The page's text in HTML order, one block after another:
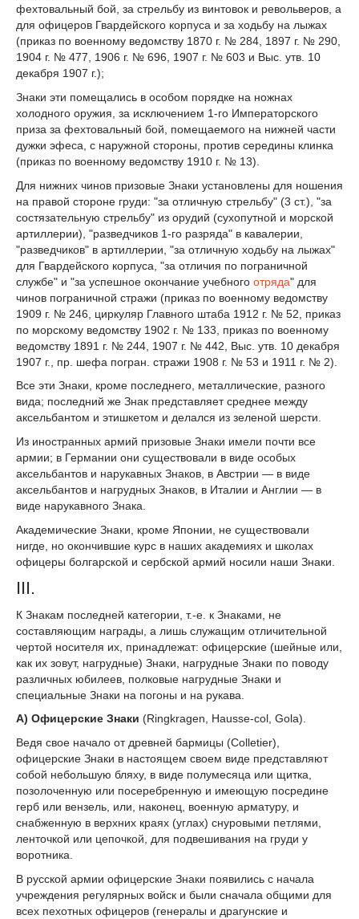
фехтовальный бой, за стрельбу из винтовок и револьверов, а
для офицеров Гвардейского корпуса и за ходьбу на лыжах
(приказ по военному ведомству 1870 г. № 284, 1897 г. № 290,
1904 г. № 477, 1906 г. № 696, 1907 г. № 603 и Выс. утв. 10
декабря 1907 г.);
Знаки эти помещались в особом порядке на ножнах
холодного оружия, за исключением 1-го Императорского
приза за фехтовальный бой, помещаемого на нижней части
дужки эфеса, с наружной стороны, против середины клинка
(приказ по военному ведомству 1910 г. № 13).
Для нижних чинов призовые Знаки установлены для ношения
на правой стороне груди: "за отличную стрельбу" (3 ст.), "за
состязательную стрельбу" из орудий (сухопутной и морской
артиллерии), "разведчиков 1-го разряда" в кавалерии,
"разведчиков" в артиллерии, "за отличную ходьбу на лыжах"
для Гвардейского корпуса, "за отличия по пограничной
службе" и "за успешное окончание учебного отряда" для
чинов пограничной стражи (приказ по военному ведомству
1909 г. № 246, циркуляр Главного штаба 1912 г. № 52, приказ
по морскому ведомству 1902 г. № 133, приказ по военному
ведомству 1891 г. № 244, 1907 г. № 442, Выс. утв. 10 декабря
1907 г., пр. шефа погран. стражи 1908 г. № 53 и 1911 г. № 2).
Все эти Знаки, кроме последнего, металлические, разного
вида; последний же Знак представляет среднее между
аксельбантом и этишкетом и делался из зеленой шерсти.
Из иностранных армий призовые Знаки имели почти все
армии; в Германии они существовали в виде особых
аксельбантов и нарукавных Знаков, в Австрии — в виде
аксельбантов и нагрудных Знаков, в Италии и Англии — в
виде нарукавного Знака.
Академические Знаки, кроме Японии, не существовали
нигде, но окончившие курс в наших академиях и школах
офицеры болгарской и сербской армий носили наши Знаки.
III.
К Знакам последней категории, т.-е. к Знаками, не
составляющим награды, а лишь служащим отличительной
чертой носителя их, принадлежат: офицерские (шейные или,
как их зовут, нагрудные) Знаки, нагрудные Знаки по поводу
различных юбилеев, полковые нагрудные Знаки и
специальные Знаки на погоны и на рукава.
А) Офицерские Знаки (Ringkragen, Hausse-col, Gola).
Ведя свое начало от древней бармицы (Colletier),
офицерские Знаки в настоящем своем виде представляют
собой небольшую бляху, в виде полумесяца или щитка,
позолоченную или посеребренную и имеющую посредине
герб или вензель, или, наконец, военную арматуру, и
снабженную в верхних краях (углах) снуровыми петлями,
ленточкой или цепочкой, для подвешивания на груди у
воротника.
В русской армии офицерские Знаки появились с начала
учреждения регулярных войск и были сначала общими для
всех пехотных офицеров (генералы и драгунские и